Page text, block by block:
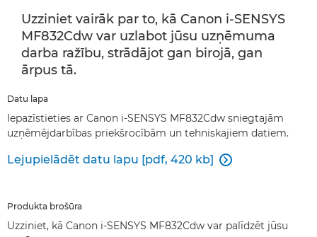
Uzziniet vairāk par to, kā Canon i-SENSYS
MF832Cdw var uzlabot jūsu uzņēmuma
darba ražību, strādājot gan birojā, gan
ārpus tā.
Datu lapa
Iepazīstieties ar Canon i-SENSYS MF832Cdw sniegtajām
uzņēmējdarbības priekšrocībām un tehniskajiem datiem.
Lejupielādēt datu lapu [pdf, 420 kb] 
Produkta brošūra
Uzziniet, kā Canon i-SENSYS MF832Cdw var palīdzēt jūsu